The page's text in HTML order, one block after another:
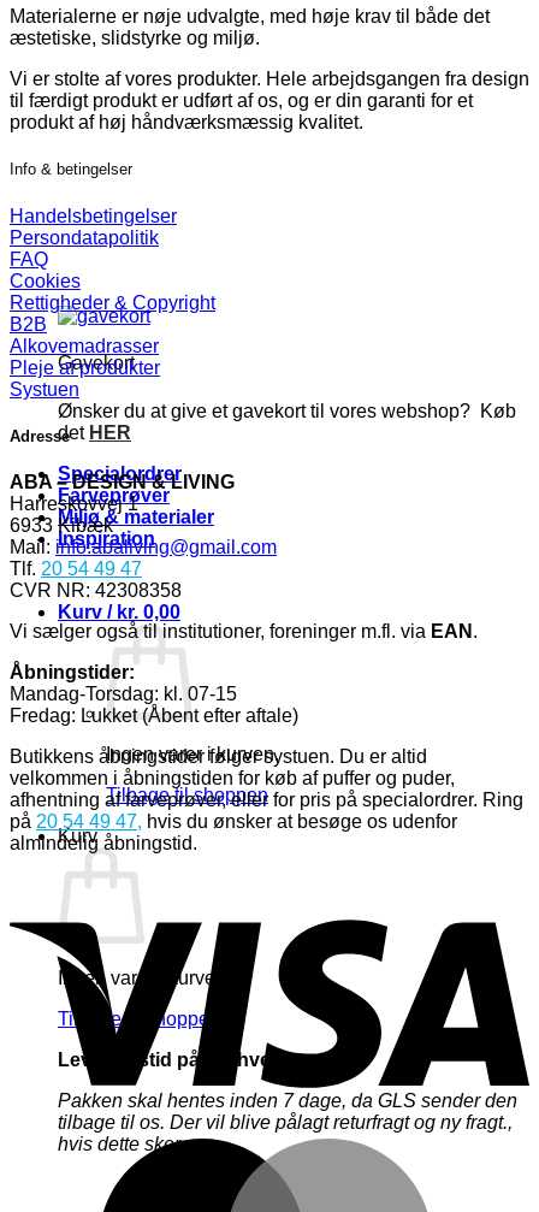
Gavekort
Ønsker du at give et gavekort til vores webshop? Køb
det HER
Specialordrer
Farveprøver
Miljø & materialer
Inspiration
Kurv / kr. 0,00
Ingen varer i kurven.
Tilbage til shoppen
Kurv
Ingen varer i kurven.
Tilbage til shoppen
Leveringstid på 3-5 hverdage
Pakken skal hentes inden 7 dage, da GLS sender den
tilbage til os. Der vil blive pålagt returfragt og ny fragt.,
hvis dette sker.
Materialerne er nøje udvalgte, med høje krav til både det
æstetiske, slidstyrke og miljø.
Vi er stolte af vores produkter. Hele arbejdsgangen fra design
til færdigt produkt er udført af os, og er din garanti for et
produkt af høj håndværksmæssig kvalitet.
Info & betingelser
Handelsbetingelser
Persondatapolitik
FAQ
Cookies
Rettigheder & Copyright
B2B
Alkovemadrasser
Pleje af produkter
Systuen
Adresse
ABA – DESIGN & LIVING
Harreskovvej 1
6933 Kibæk
Mail: info.abaliving@gmail.com
Tlf. 20 54 49 47
CVR NR: 42308358
Vi sælger også til institutioner, foreninger m.fl. via EAN .
Åbningstider:
Mandag-Torsdag: kl. 07-15
Fredag: Lukket (Åbent efter aftale)
Butikkens åbningstider følger systuen. Du er altid
velkommen i åbningstiden for køb af puffer og puder,
afhentning af farveprøver, eller for pris på specialordrer. Ring
på 20 54 49 47, hvis du ønsker at besøge os udenfor
almindelig åbningstid.